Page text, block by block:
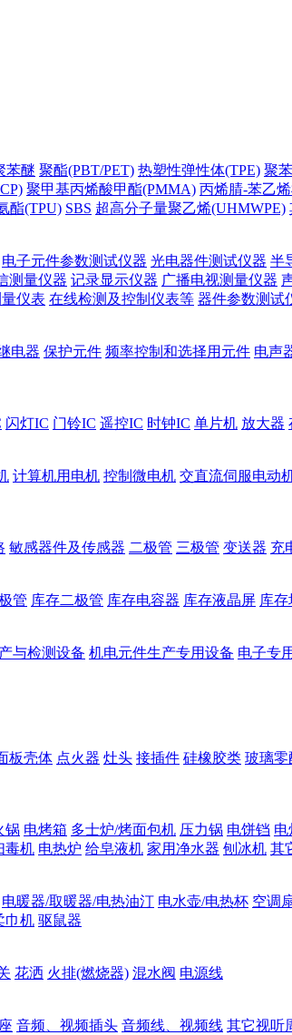
苯醚 聚酯(PBT/PET) 热塑性弹性体(TPE) 聚
聚甲基丙烯酸甲酯(PMMA) 丙烯腈-苯乙
酯(TPU) SBS 超高分子量聚乙烯(UHMWPE)
电子元件参数测试仪器 光电器件测试仪器 半
测量仪器 记录显示仪器 广播电视测量仪器
仪表 在线检测及控制仪表等 器件参数测试
电器 保护元件 频率控制和选择用元件 电声
闪灯IC 门铃IC 遥控IC 时钟IC 单片机 放大器
计算机用电机 控制微电机 交直流伺服电动
敏感器件及传感器 二极管 三极管 变送器 充
管 库存二极管 库存电容器 库存液晶屏 库
与检测设备 机电元件生产专用设备 电子专
板壳体 点火器 灶头 接插件 硅橡胶类 玻璃零
锅 电烤箱 多士炉/烤面包机 压力锅 电饼铛 电
毒机 电热炉 给皂液机 家用净水器 刨冰机 其
电暖器/取暖器/电热油汀 电水壶/电热杯 空调
巾机 驱鼠器
花洒 火排(燃烧器) 混水阀 电源线
音频、视频插头 音频线、视频线 其它视听